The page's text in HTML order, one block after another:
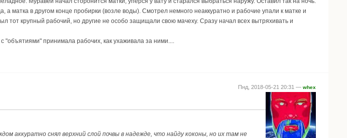
матка в другом конце пробирки (возле воды). Смотрел немного неаккуратно и рабочие упали к матке и
тот крупный рабочий, но другие не особо защищали свою мачеху. Сразу начал всех вытряхивать и
"объятиями" принимала рабочих, как ухаживала за ними....
Пнд, 2018-05-21 20:31 — whex
аккуратно снял верхний слой почвы в надежде, что найду коконы, но их там не